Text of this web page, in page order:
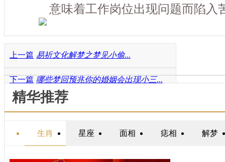
意味着工作岗位出现问题而陷入
上一篇 易祈文化解梦之梦见小偷...
下一篇 哪些梦回预兆你的婚姻会出现小三...
精华推荐
生肖 星座 面相 痣相 解梦